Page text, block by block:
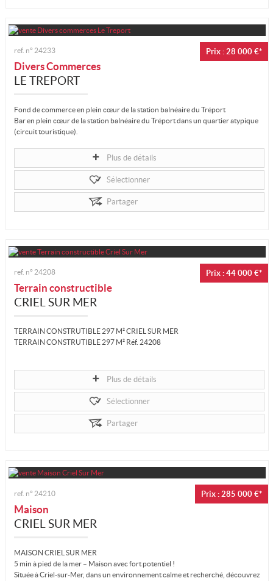
Prix : 28 000 €*
ref. n° 24233
Divers Commerces
LE TREPORT
Fond de commerce en plein cœur de la station balnéaire du Tréport
Bar en plein cœur de la station balnéaire du Tréport dans un quartier atypique
(circuit touristique).
Plus de détails
Sélectionner
Partager
Prix : 44 000 €*
ref. n° 24208
Terrain constructible
CRIEL SUR MER
TERRAIN CONSTRUTIBLE 297 M² CRIEL SUR MER
TERRAIN CONSTRUTIBLE 297 M² Réf. 24208
Plus de détails
Sélectionner
Partager
Prix : 285 000 €*
ref. n° 24210
Maison
CRIEL SUR MER
MAISON CRIEL SUR MER
5 min à pied de la mer – Maison avec fort potentiel !
Située à Criel-sur-Mer, dans un environnement calme et recherché, découvrez